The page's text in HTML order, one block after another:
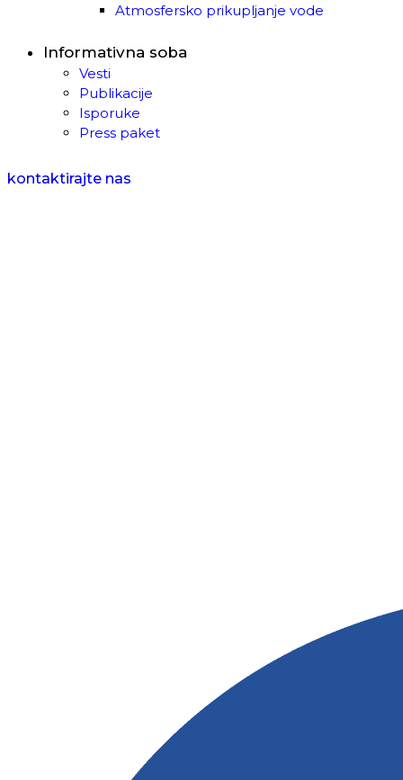
Atmosfersko prikupljanje vode
Informativna soba
Vesti
Publikacije
Isporuke
Press paket
kontaktirajte nas